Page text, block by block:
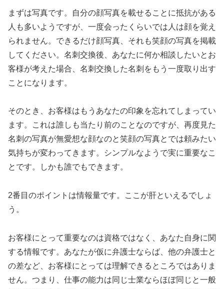
まずは写真です。自分の顔写真を載せることに抵抗がある
人も多いようですが、一度会ったくらいでは人は顔を覚え
られません。できるだけ顔写真、それも笑顔の写真を掲載
してください。名刺交換後、あなたに何か相談したいとお
客様が考えた場合、名刺交換した名刺をもう一度取り出す
ことになります。
そのとき、お客様はもうあなたの印象を忘れてしまってい
ます。これは誰しも当たり前のことなのですが、再度見た
名刺の写真が無愛想な顔なのと笑顔の写真とでは頼みたい
気持ちが変わってきます。シンプルなようで実に重要なこ
とです。しかも誰でもできます。
2番目のポイントは情報量です。ここが肝といえるでしょ
う。
お客様にとって重要なのは資格ではなく、あなた自身に関
する情報です。あなたが仮に弁護士ならば、他の弁護士と
の差など、お客様にとっては理解できるところではありま
せん。つまり、仕事の能力は同じ士業ならほぼ同じと一般